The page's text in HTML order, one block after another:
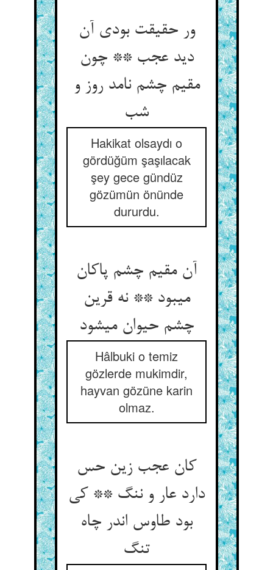
ور حقیقت بودی آن
دید عجب ** چون
مقیم چشم نامد روز و
شب‏
Hakikat olsaydı o
gördüğüm şaşılacak
şey gece gündüz
gözümün önünde
dururdu.
آن مقیم چشم پاکان
می‏بود ** نه قرین
چشم حیوان می‏شود
Hâlbuki o temiz
gözlerde mukimdir,
hayvan gözüne karin
olmaz.
کان عجب زین حس
دارد عار و ننگ ** کی
بود طاوس اندر چاه
تنگ‏